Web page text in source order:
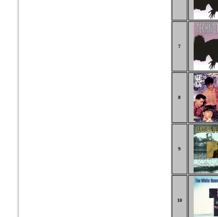
7
8
9
10